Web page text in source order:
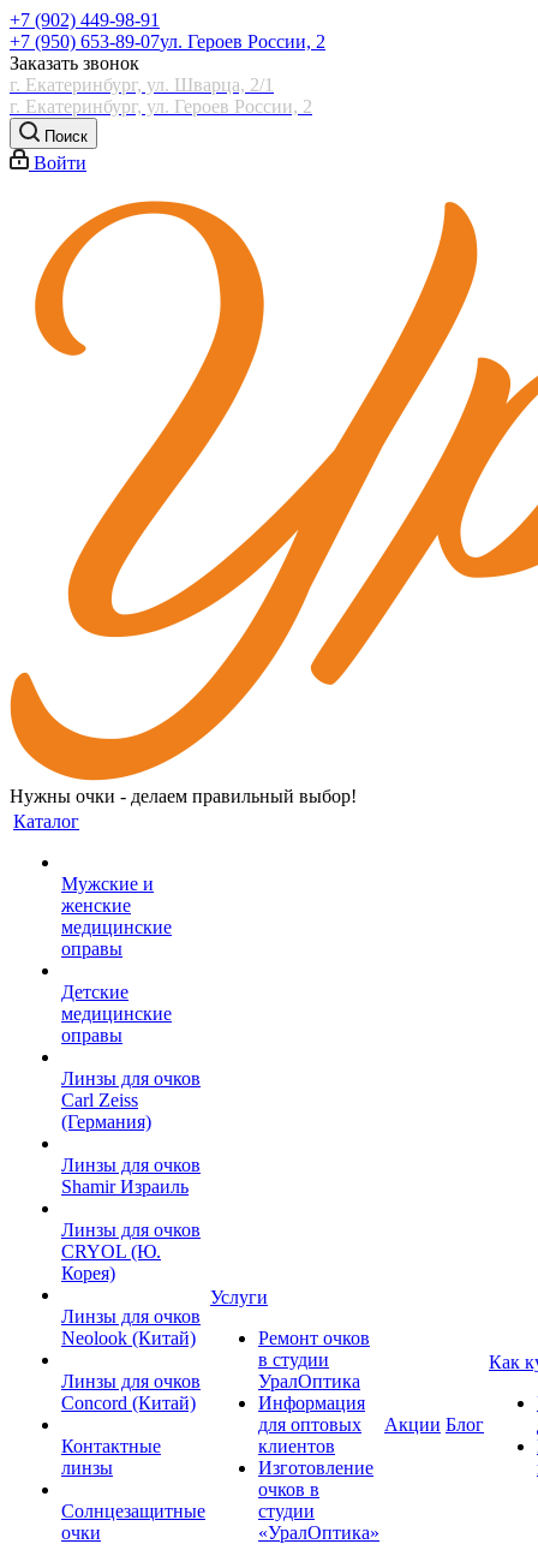
+7 (902) 449-98-91
+7 (950) 653-89-07ул. Героев России, 2
Заказать звонок
г. Екатеринбург, ул. Шварца, 2/1
г. Екатеринбург, ул. Героев России, 2
Поиск
Войти
Нужны очки - делаем правильный выбор!
Каталог
Мужские и
женские
медицинские
оправы
Детские
медицинские
оправы
Линзы для очков
Carl Zeiss
(Германия)
Линзы для очков
Shamir Израиль
Линзы для очков
CRYOL (Ю.
Корея)
Линзы для очков
Neolook (Китай)
Линзы для очков
Concord (Китай)
Контактные
линзы
Солнцезащитные
очки
Услуги
Ремонт очков
в студии
УралОптика
Информация
для оптовых
клиентов
Изготовление
очков в
студии
«УралОптика»
Акции Блог
Как